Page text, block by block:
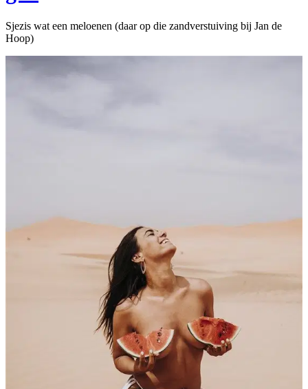
Sjezis wat een meloenen (daar op die zandverstuiving bij Jan de
Hoop)